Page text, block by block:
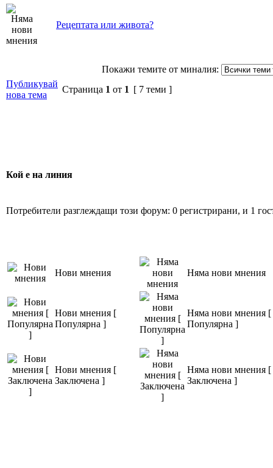
Рецептата или живота?
Покажи темите от миналия:
Публикувай
нова тема
Страница 1 от 1 [ 7 теми ]
Кой е на линия
Потребители разглеждащи този форум: 0 регистрирани, и 1
Нови мнения Няма нови мнения
Нови мнения [
Популярна ]
Няма нови мнения [
Популярна ]
Нови мнения [
Заключена ]
Няма нови мнения [
Заключена ]